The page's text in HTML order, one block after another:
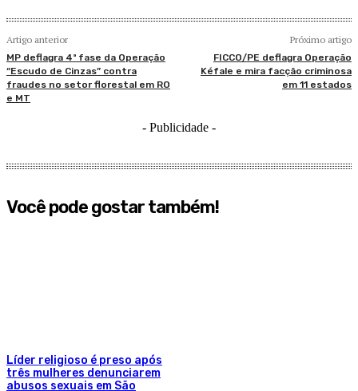
Artigo anterior
MP deflagra 4ª fase da Operação
“Escudo de Cinzas” contra
fraudes no setor florestal em RO
e MT
Próximo artigo
FICCO/PE deflagra Operação
Kéfale e mira facção criminosa
em 11 estados
- Publicidade -
Você pode gostar também!
Líder religioso é preso após
três mulheres denunciarem
abusos sexuais em São